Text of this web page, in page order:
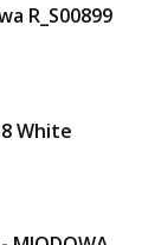
R_S00899
White